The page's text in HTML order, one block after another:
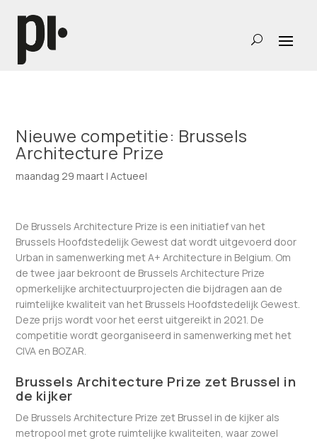
Nieuwe competitie: Brussels
Architecture Prize
maandag 29 maart |Actueel
De Brussels Architecture Prize is een initiatief van het
Brussels Hoofdstedelijk Gewest dat wordt uitgevoerd door
Urban in samenwerking met A+ Architecture in Belgium. Om
de twee jaar bekroont de Brussels Architecture Prize
opmerkelijke architectuurprojecten die bijdragen aan de
ruimtelijke kwaliteit van het Brussels Hoofdstedelijk Gewest.
Deze prijs wordt voor het eerst uitgereikt in 2021. De
competitie wordt georganiseerd in samenwerking met het
CIVA en BOZAR.
Brussels Architecture Prize zet Brussel in
de kijker
De Brussels Architecture Prize zet Brussel in de kijker als
metropool met grote ruimtelijke kwaliteiten, waar zowel